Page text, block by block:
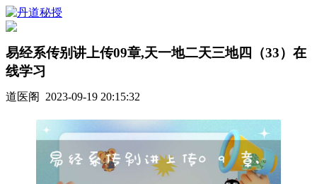
易经系传别讲上传09章,天一地二天三地四（33）在
线学习
道医阁 2023-09-19 20:15:32